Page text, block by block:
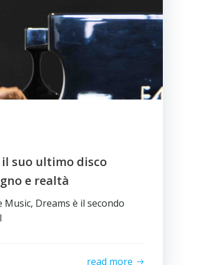
suo ultimo disco
e realtà
Dreams è il secondo
read more